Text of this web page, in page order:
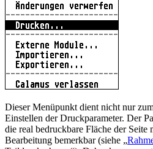
Dieser Menüpunkt dient nicht nur
Einstellen der Druckparameter. Der
die real bedruckbare Fläche der Seite
Bearbeitung bemerkbar (siehe